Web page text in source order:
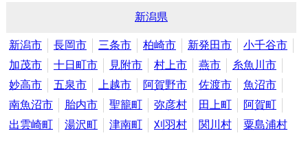
新潟県
新潟市 長岡市 三条市 柏崎市 新発田市
小千谷市
加茂市
十日町市 見附市 村上市 燕市
糸魚川市
妙高市
五泉市 上越市 阿賀野市 佐渡市
魚沼市
南魚沼市
胎内市 聖籠町 弥彦村 田上町
阿賀町
出雲崎町
湯沢町 津南町 刈羽村 関川村 粟島浦村